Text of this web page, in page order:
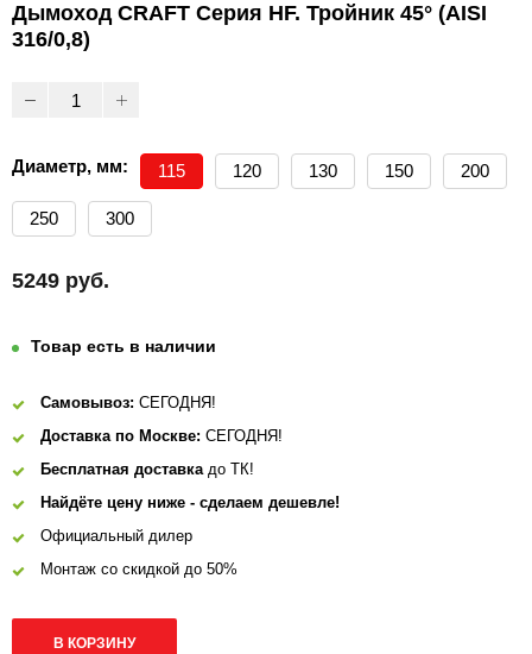
Дымоход CRAFT Серия HF. Тройник 45° (AISI
316/0,8)
Диаметр, мм: 115 120 130 150 200
250 300
5249 руб.
Товар есть в наличии
Самовывоз: СЕГОДНЯ!
Доставка по Москве: СЕГОДНЯ!
Бесплатная доставкадо ТК!
Найдёте цену ниже - сделаем дешевле!
Официальный дилер
Монтаж со скидкой до 50%
В КОРЗИНУ